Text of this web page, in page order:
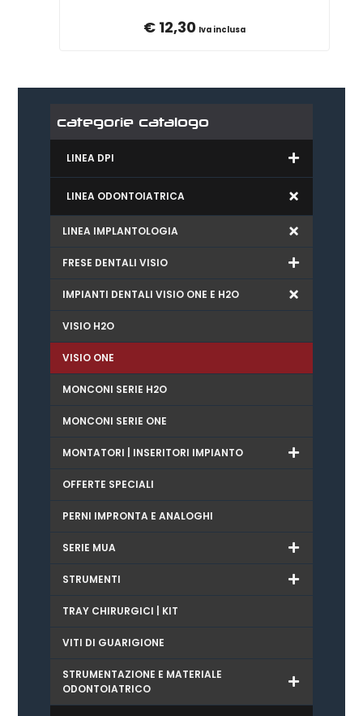
€ 12,30 Iva inclusa
categorie catalogo
LINEA DPI
LINEA ODONTOIATRICA
LINEA IMPLANTOLOGIA
FRESE DENTALI VISIO
IMPIANTI DENTALI VISIO ONE E H2O
VISIO H2O
VISIO ONE
MONCONI SERIE H2O
MONCONI SERIE ONE
MONTATORI | INSERITORI IMPIANTO
OFFERTE SPECIALI
PERNI IMPRONTA E ANALOGHI
SERIE MUA
STRUMENTI
TRAY CHIRURGICI | KIT
VITI DI GUARIGIONE
STRUMENTAZIONE E MATERIALE
ODONTOIATRICO